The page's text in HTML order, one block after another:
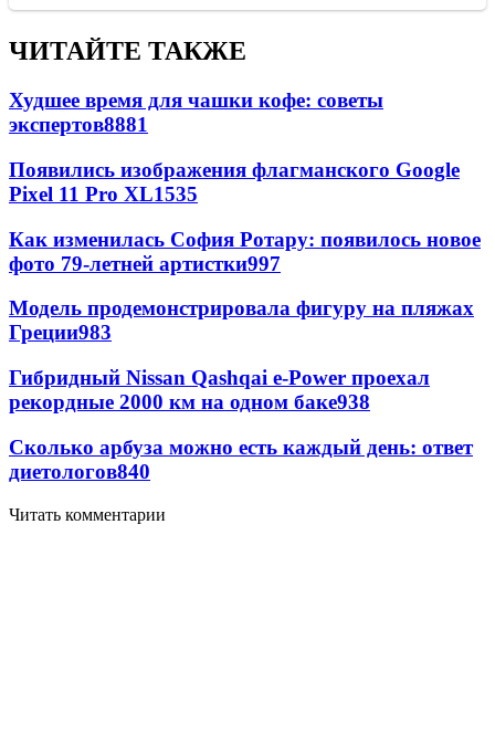
ЧИТАЙТЕ ТАКЖЕ
Худшее время для чашки кофе: советы
экспертов8881
Появились изображения флагманского Google
Pixel 11 Pro XL1535
Как изменилась София Ротару: появилось новое
фото 79-летней артистки997
Модель продемонстрировала фигуру на пляжах
Греции983
Гибридный Nissan Qashqai e-Power проехал
рекордные 2000 км на одном баке938
Сколько арбуза можно есть каждый день: ответ
диетологов840
Читать комментарии